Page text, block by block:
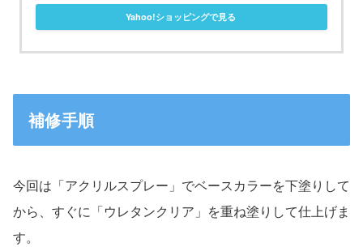
Yahoo!ショッピングで見る
補修手順
今回は「アクリルスプレー」でベースカラーを下塗りして
から、すぐに「ウレタンクリア」を重ね塗りして仕上げま
す。